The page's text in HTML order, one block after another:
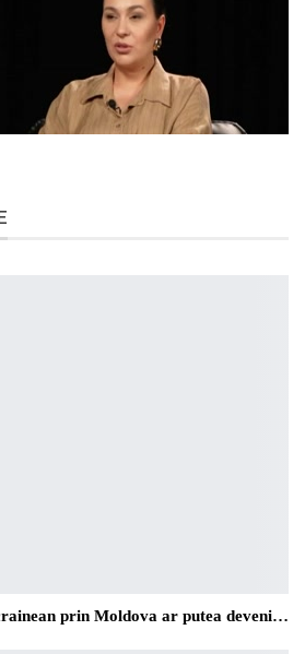
prin Moldova ar putea deveni…